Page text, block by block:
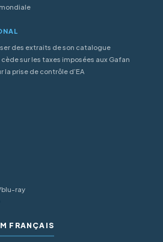
des extraits de son catalogue
sur les taxes imposées aux Gafan
la prise de contrôle d’EA
blu-ray
FRANÇAIS